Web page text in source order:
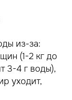
из-за:
(1-2 кг до
3-4 г воды),
уходит,